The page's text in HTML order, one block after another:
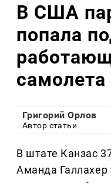
В США
попала
самолета
Григорий Орлов
Автор статьи
В штате Канзас
Аманда Галлахер